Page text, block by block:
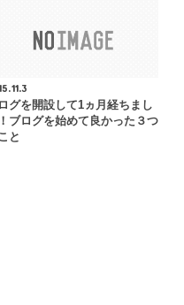
グを開設して1ヵ月経ちまし
ブログを始めて良かった３つ
と